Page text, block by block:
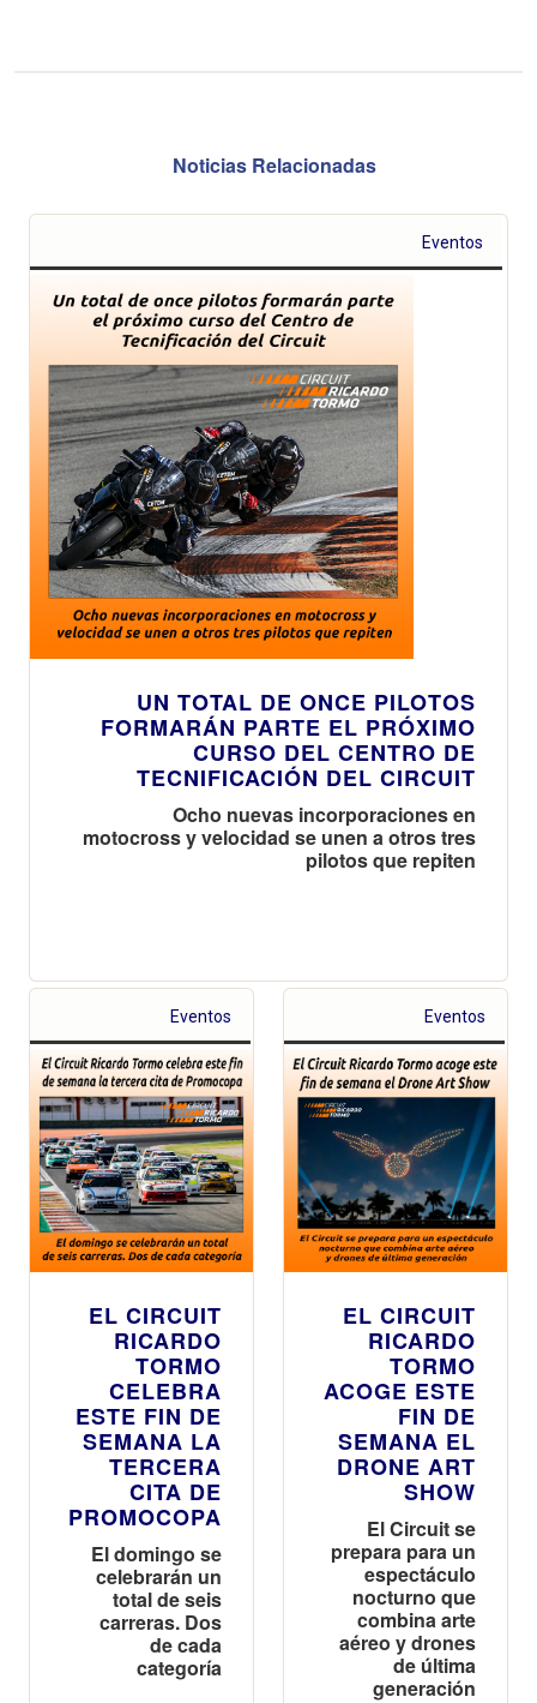
Noticias Relacionadas
Eventos
UN TOTAL DE ONCE PILOTOS
FORMARÁN PARTE EL PRÓXIMO
CURSO DEL CENTRO DE
TECNIFICACIÓN DEL CIRCUIT
Ocho nuevas incorporaciones en
motocross y velocidad se unen a otros tres
pilotos que repiten
Eventos
EL CIRCUIT
RICARDO
TORMO
CELEBRA
ESTE FIN DE
SEMANA LA
TERCERA
CITA DE
PROMOCOPA
El domingo se
celebrarán un
total de seis
carreras. Dos
de cada
categoría
Eventos
EL CIRCUIT
RICARDO
TORMO
ACOGE ESTE
FIN DE
SEMANA EL
DRONE ART
SHOW
El Circuit se
prepara para un
espectáculo
nocturno que
combina arte
aéreo y drones
de última
generación